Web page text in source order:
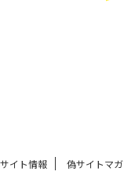
イト情報 偽サイトマガ